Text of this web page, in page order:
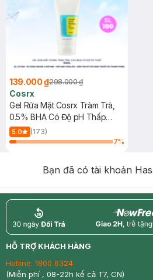
139.000 ₫298.000 ₫
Cosrx
Gel Rửa Mặt Cosrx Tràm Trà,
0.5% BHA Có Độ pH Thấp
150ml
5.0
(173)
7%
Bạn đã có tài khoản
return nowfree
HỖ TRỢ KHÁCH HÀNG
Hotline: 1800 6324
(Miễn phí , 08-22h kể cả T7, CN)